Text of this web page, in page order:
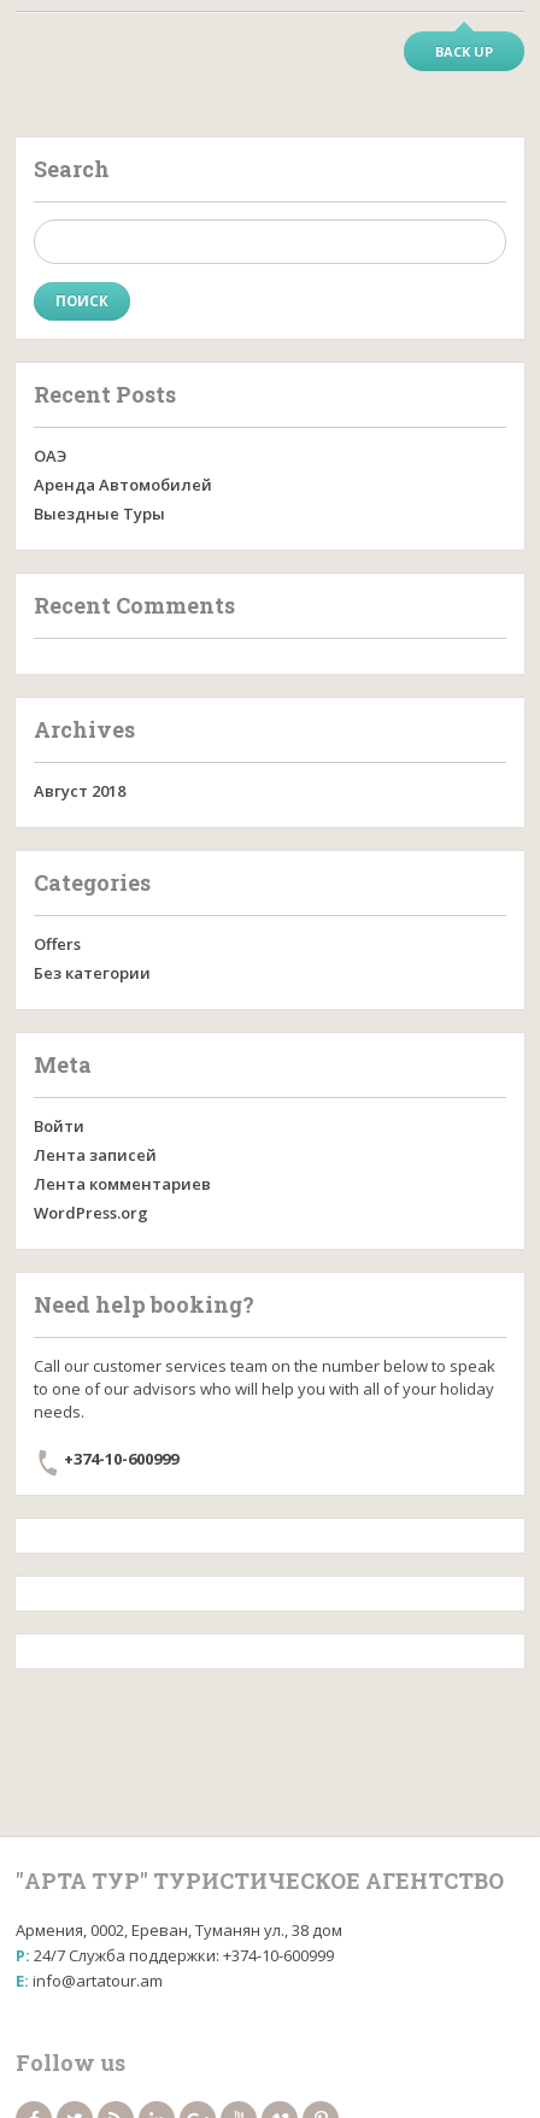
BACK UP
Search
Найти:
Recent Posts
ОАЭ
Аренда Автомобилей
Выездные Туры
Recent Comments
Archives
Август 2018
Categories
Offers
Без категории
Meta
Войти
Лента записей
Лента комментариев
WordPress.org
Need help booking?
Call our customer services team on the number below to speak
to one of our advisors who will help you with all of your holiday
needs.
+374-10-600999
"АРТА ТУР" ТУРИСТИЧЕСКОЕ АГЕНТСТВО
Армения, 0002, Ереван, Туманян ул., 38 дом
P: 24/7 Служба поддержки: +374-10-600999
E: info@artatour.am
Follow us